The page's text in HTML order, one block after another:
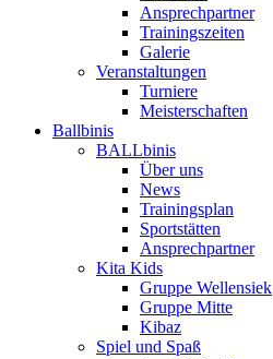
Ansprechpartner
Trainingszeiten
Galerie
Veranstaltungen
Turniere
Meisterschaften
Ballbinis
BALLbinis
Über uns
News
Trainingsplan
Sportstätten
Ansprechpartner
Kita Kids
Gruppe Wellensiek
Gruppe Mitte
Kibaz
Spiel und Spaß